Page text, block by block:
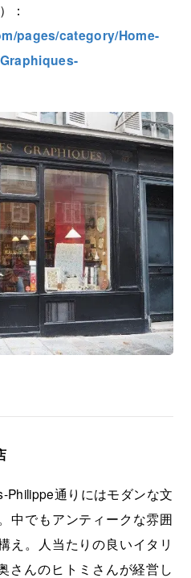
：
pages/category/Home-
Philippe通りにはモダンな文
中でもアンティークな雰囲
え。人当たりの良いイタリ
さんのヒトミさんが経営し